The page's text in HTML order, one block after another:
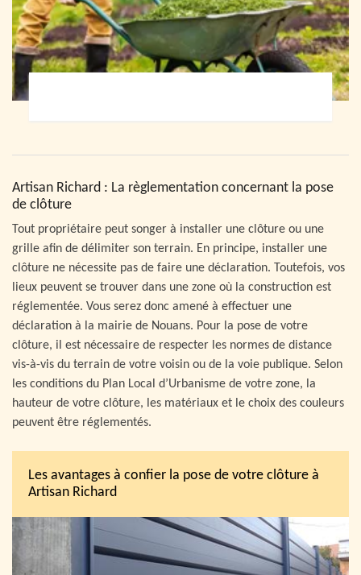
Artisan Richard : La règlementation concernant la pose
de clôture
Tout propriétaire peut songer à installer une clôture ou une
grille afin de délimiter son terrain. En principe, installer une
clôture ne nécessite pas de faire une déclaration. Toutefois, vos
lieux peuvent se trouver dans une zone où la construction est
réglementée. Vous serez donc amené à effectuer une
déclaration à la mairie de Nouans. Pour la pose de votre
clôture, il est nécessaire de respecter les normes de distance
vis-à-vis du terrain de votre voisin ou de la voie publique. Selon
les conditions du Plan Local d’Urbanisme de votre zone, la
hauteur de votre clôture, les matériaux et le choix des couleurs
peuvent être réglementés.
Les avantages à confier la pose de votre clôture à
Artisan Richard